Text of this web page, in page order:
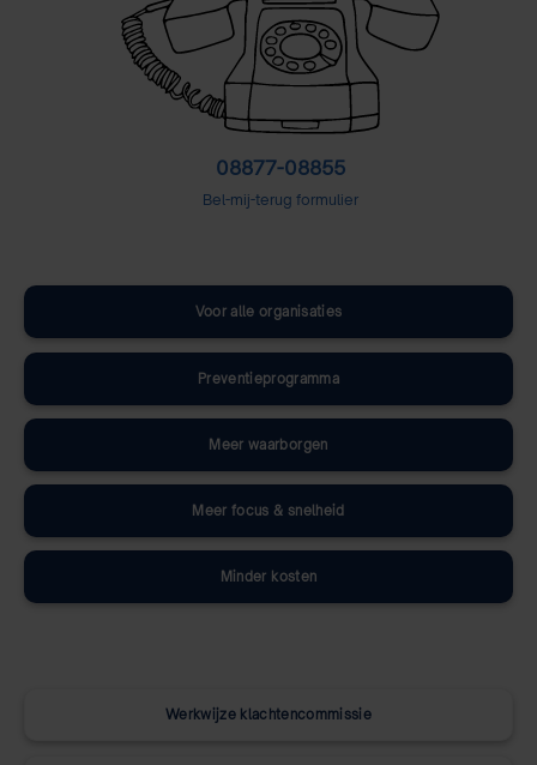
08877-08855
Bel-mij-terug formulier
Voor alle organisaties
Preventieprogramma
Meer waarborgen
Meer focus & snelheid
Minder kosten
Werkwijze klachtencommissie